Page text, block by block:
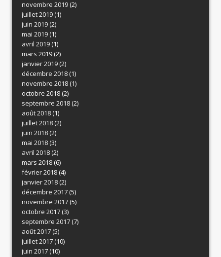
novembre 2019(2)
juillet 2019(1)
juin 2019(2)
mai 2019(1)
avril 2019(1)
mars 2019(2)
janvier 2019(2)
décembre 2018(1)
novembre 2018(1)
octobre 2018(2)
septembre 2018(2)
août 2018(1)
juillet 2018(2)
juin 2018(2)
mai 2018(3)
avril 2018(2)
mars 2018(6)
février 2018(4)
janvier 2018(2)
décembre 2017(5)
novembre 2017(5)
octobre 2017(3)
septembre 2017(7)
août 2017(5)
juillet 2017(10)
juin 2017(10)